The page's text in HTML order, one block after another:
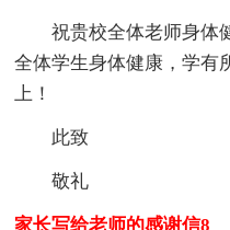
祝贵校全体老师身体健
全体学生身体健康，学有
上！
此致
敬礼
家长写给老师的感谢信8